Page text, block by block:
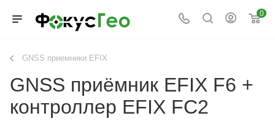
0
GNSS приемники EFIX
GNSS приёмник EFIX F6 +
контроллер EFIX FC2